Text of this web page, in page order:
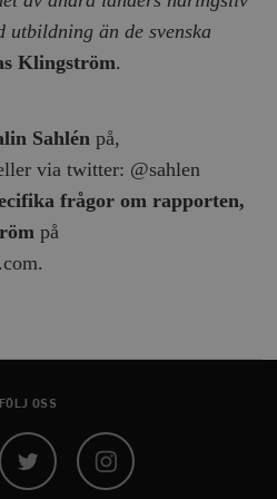
utbildning än de svenska
Klingström.
Sahlénpå,
via twitter: @sahlen
frågor om rapporten,
på
FÖLJ OSS
Funktioner
tillåter
/ Domän
Automattic